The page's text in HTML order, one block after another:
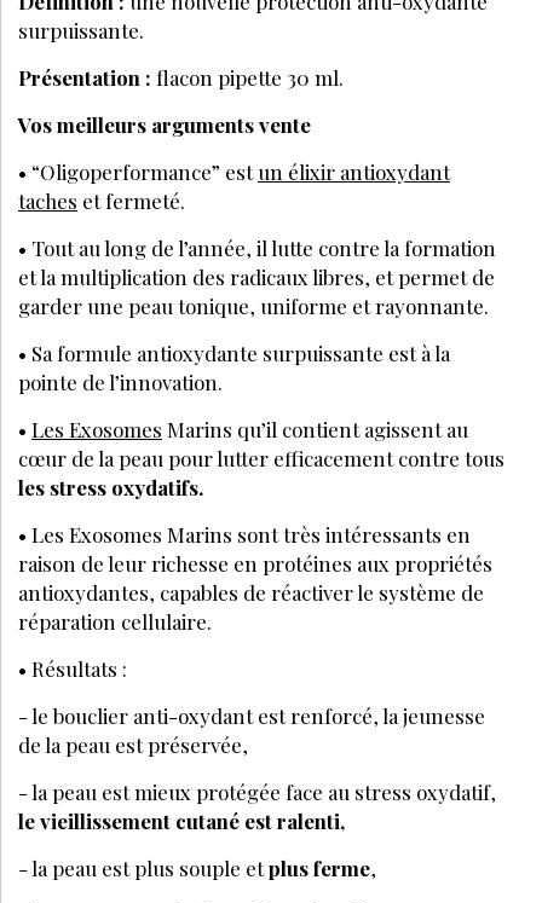
surpuissante.
Présentation : flacon pipette 30 ml.
Vos meilleurs arguments vente
• “Oligoperformance” estun élixir antioxydant
taches et fermeté.
• Tout au long de l’année, il lutte contre la formation
et la multiplication des radicaux libres, et permet de
garder une peau tonique, uniforme et rayonnante.
• Sa formule antioxydante surpuissante est à la
pointe de l’innovation.
• Les Exosomes Marins qu’il contient agissent au
cœur de la peau pour lutter efficacement contre tous
les stress oxydatifs.
• Les Exosomes Marins sont très intéressants en
raison de leur richesse en protéines aux propriétés
antioxydantes, capables de réactiver le système de
réparation cellulaire.
• Résultats :
- le bouclier anti-oxydant est renforcé, la jeunesse
de la peau est préservée,
- la peau est mieux protégée face au stress oxydatif,
le vieillissement cutané est ralenti,
- la peau est plus souple etplus ferme,